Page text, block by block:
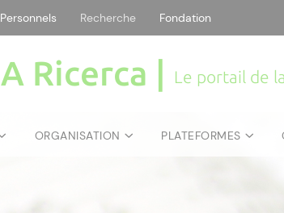
Personnels Recherche Fondation
A Ricerca | Le portail de
ORGANISATION PLATEFORMES